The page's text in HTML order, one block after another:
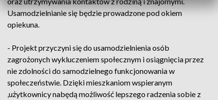
Usamodzielnianie się będzie prowadzone pod okiem
opiekuna.
- Projekt przyczyni się do usamodzielnienia osób
zagrożonych wykluczeniem społecznym i osiągnięcia przez
nie zdolności do samodzielnego funkcjonowania w
społeczeństwie. Dzięki mieszkaniom wspieranym
,użytkownicy nabędą możliwość lepszego radzenia sobie z